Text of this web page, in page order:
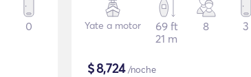
0 Yate a motor
69 ft
21 m
8 3
$8,724/noche